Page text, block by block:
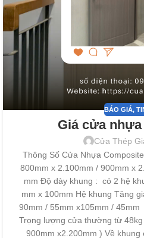
BÁO GIÁ,
Giá cửa
Cửa Thép
Thông Số Cửa Nhựa
800mm x 2.100mm / 900mm x
mm Độ dày khung : có 2 hệ
mm x 100mm Hệ khung Tăng
90mm / 55mm x105mm /
Trọng lượng cửa thường từ
900mm x2.200mm ) Về